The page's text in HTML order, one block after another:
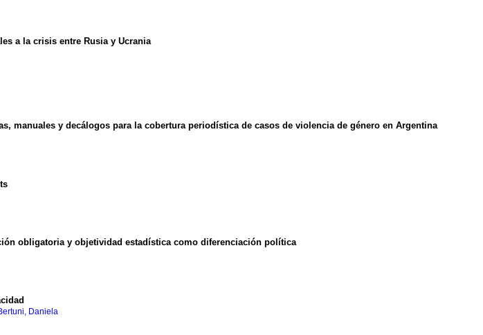
a la crisis entre Rusia y Ucrania
manuales y decálogos para la cobertura periodística de casos de violencia de género en Argentina
obligatoria y objetividad estadística como diferenciación política
Daniela